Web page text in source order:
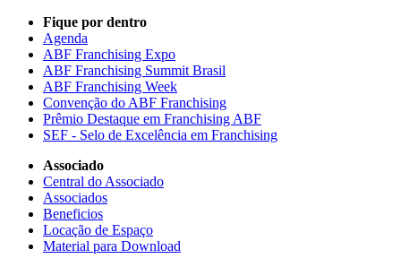
Fique por dentro
Agenda
ABF Franchising Expo
ABF Franchising Summit Brasil
ABF Franchising Week
Convenção do ABF Franchising
Prêmio Destaque em Franchising ABF
SEF - Selo de Excelência em Franchising
Associado
Central do Associado
Associados
Beneficios
Locação de Espaço
Material para Download